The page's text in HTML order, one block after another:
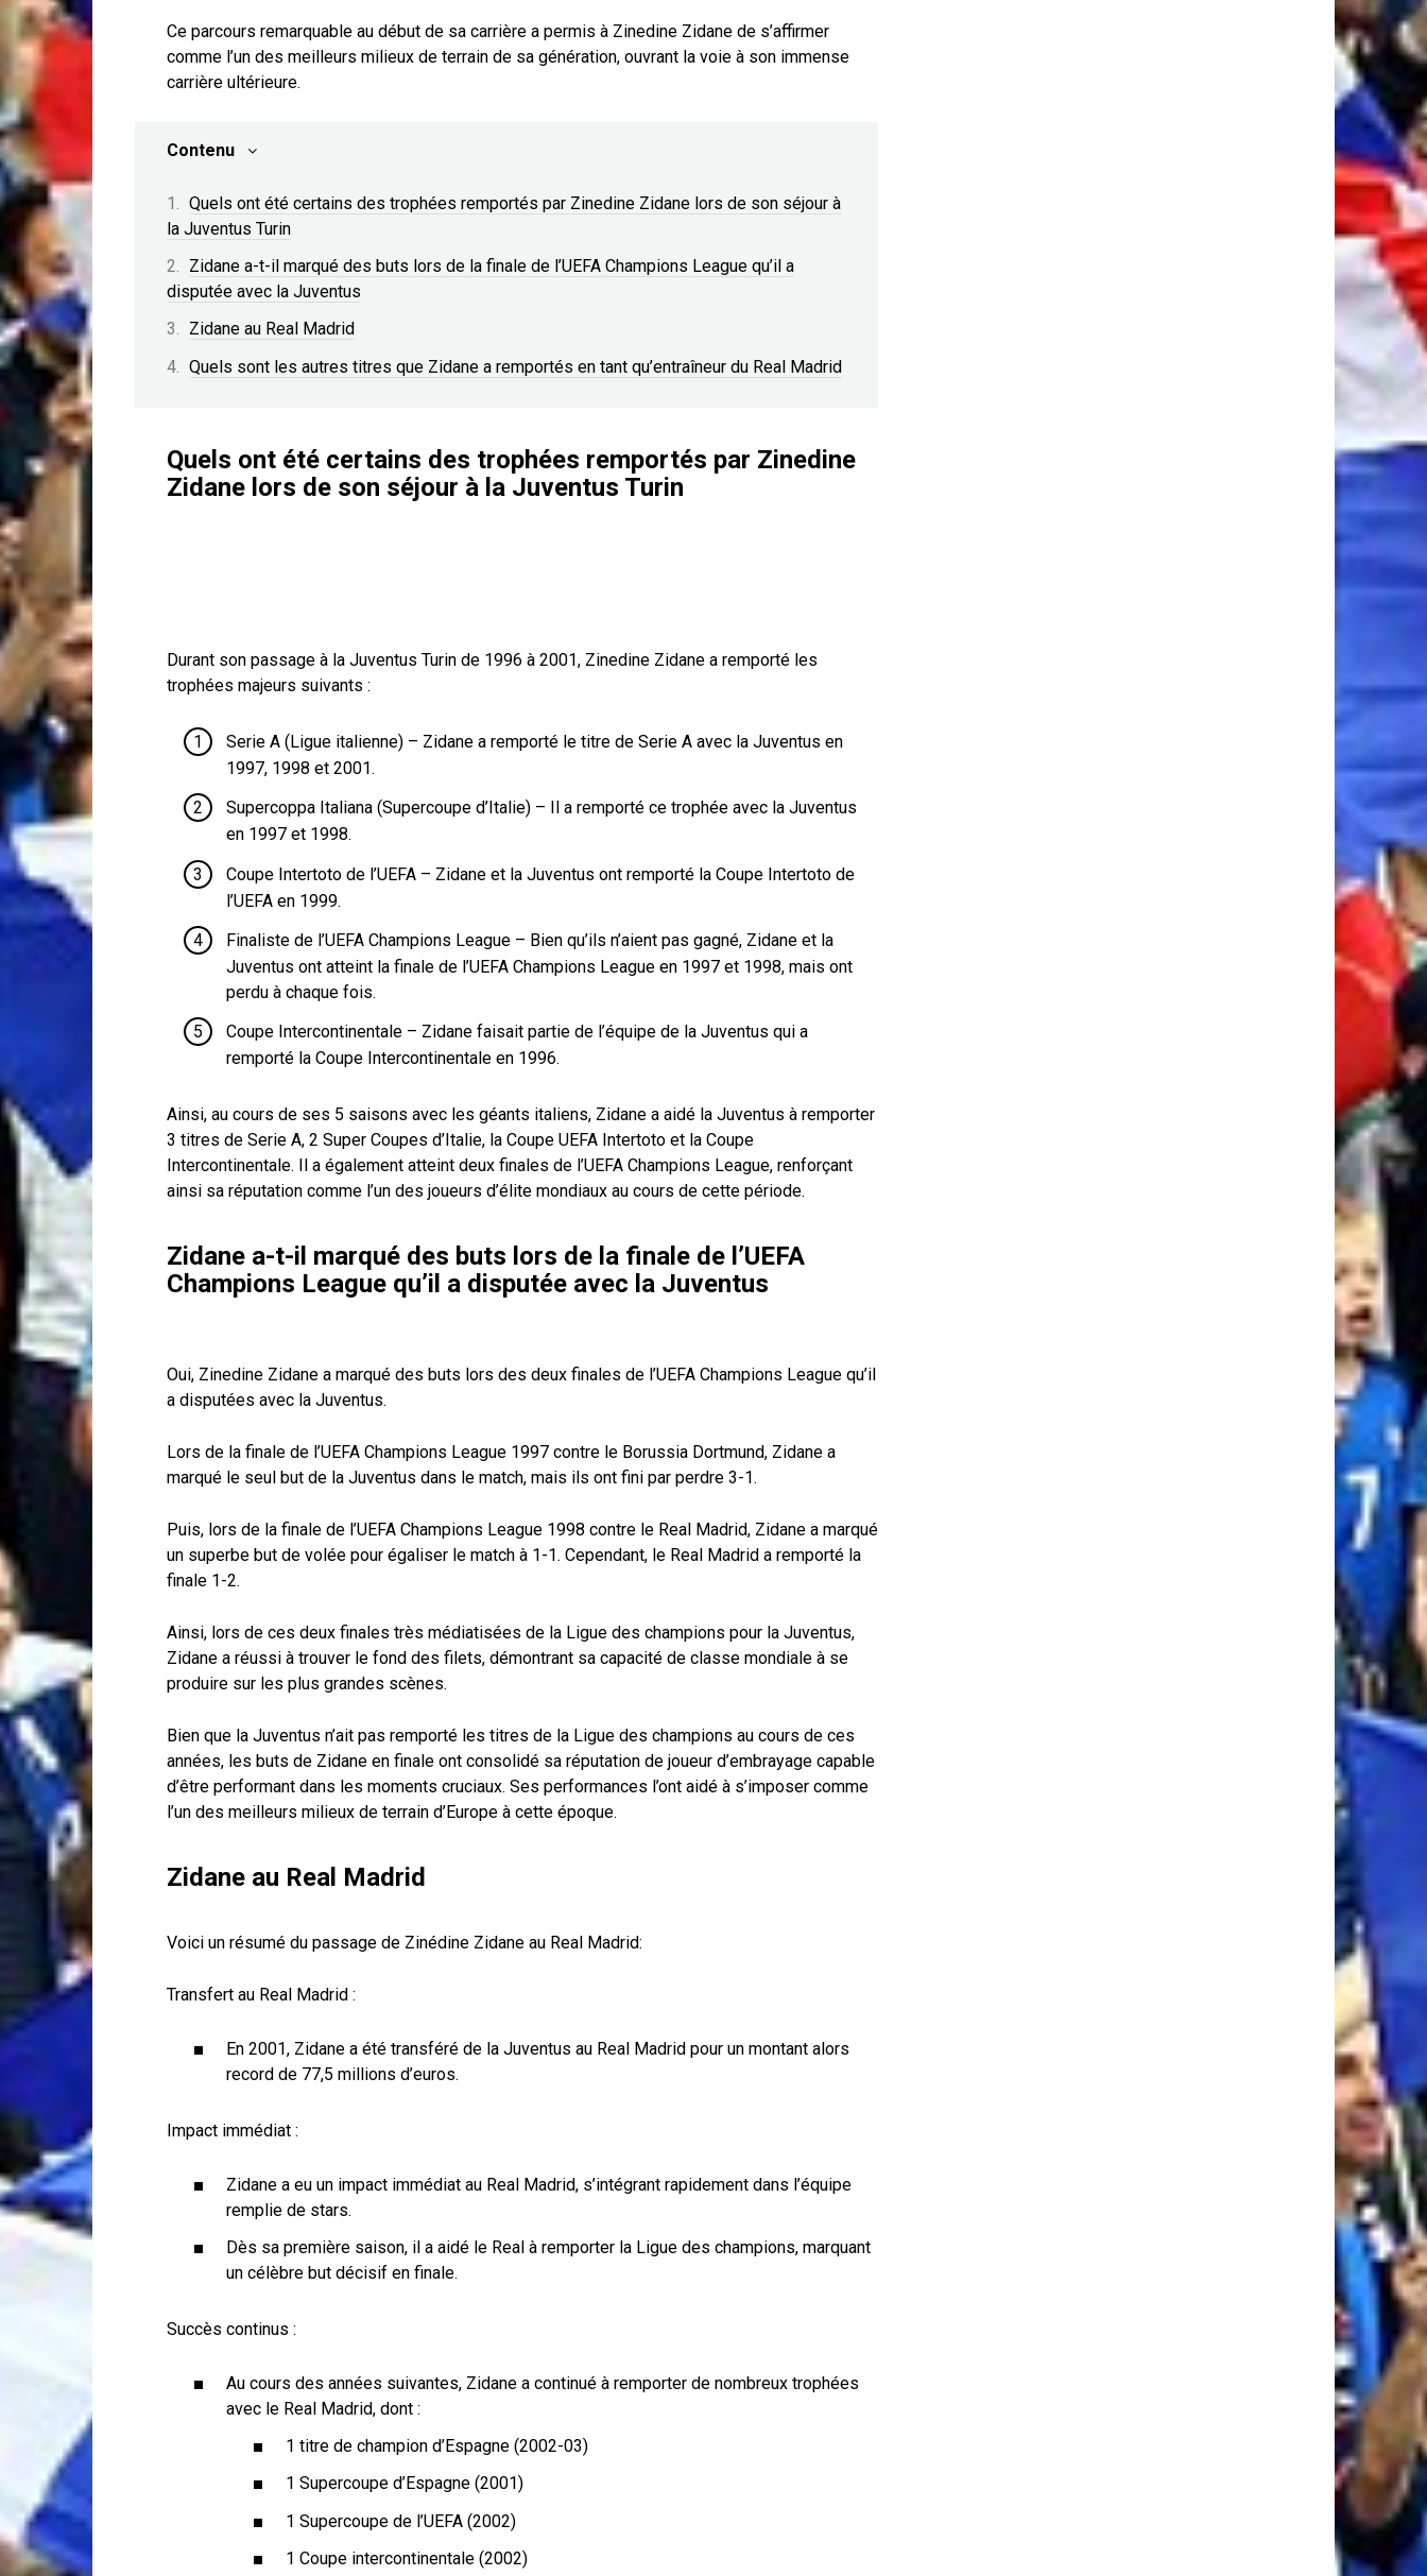
Ce parcours remarquable au début de sa carrière a permis à Zinedine Zidane de s’affirmer
comme l’un des meilleurs milieux de terrain de sa génération, ouvrant la voie à son immense
carrière ultérieure.
Contenu
Quels ont été certains des trophées remportés par Zinedine Zidane lors de son séjour à
la Juventus Turin
Zidane a-t-il marqué des buts lors de la finale de l’UEFA Champions League qu’il a
disputée avec la Juventus
Zidane au Real Madrid
Quels sont les autres titres que Zidane a remportés en tant qu’entraîneur du Real Madrid
Quels ont été certains des trophées remportés par Zinedine
Zidane lors de son séjour à la Juventus Turin
Durant son passage à la Juventus Turin de 1996 à 2001, Zinedine Zidane a remporté les
trophées majeurs suivants :
Serie A (Ligue italienne) – Zidane a remporté le titre de Serie A avec la Juventus en
1997, 1998 et 2001.
Supercoppa Italiana (Supercoupe d’Italie) – Il a remporté ce trophée avec la Juventus
en 1997 et 1998.
Coupe Intertoto de l’UEFA – Zidane et la Juventus ont remporté la Coupe Intertoto de
l’UEFA en 1999.
Finaliste de l’UEFA Champions League – Bien qu’ils n’aient pas gagné, Zidane et la
Juventus ont atteint la finale de l’UEFA Champions League en 1997 et 1998, mais ont
perdu à chaque fois.
Coupe Intercontinentale – Zidane faisait partie de l’équipe de la Juventus qui a
remporté la Coupe Intercontinentale en 1996.
Ainsi, au cours de ses 5 saisons avec les géants italiens, Zidane a aidé la Juventus à remporter
3 titres de Serie A, 2 Super Coupes d’Italie, la Coupe UEFA Intertoto et la Coupe
Intercontinentale. Il a également atteint deux finales de l’UEFA Champions League, renforçant
ainsi sa réputation comme l’un des joueurs d’élite mondiaux au cours de cette période.
Zidane a-t-il marqué des buts lors de la finale de l’UEFA
Champions League qu’il a disputée avec la Juventus
Oui, Zinedine Zidane a marqué des buts lors des deux finales de l’UEFA Champions League qu’il
a disputées avec la Juventus.
Lors de la finale de l’UEFA Champions League 1997 contre le Borussia Dortmund, Zidane a
marqué le seul but de la Juventus dans le match, mais ils ont fini par perdre 3-1.
Puis, lors de la finale de l’UEFA Champions League 1998 contre le Real Madrid, Zidane a marqué
un superbe but de volée pour égaliser le match à 1-1. Cependant, le Real Madrid a remporté la
finale 1-2.
Ainsi, lors de ces deux finales très médiatisées de la Ligue des champions pour la Juventus,
Zidane a réussi à trouver le fond des filets, démontrant sa capacité de classe mondiale à se
produire sur les plus grandes scènes.
Bien que la Juventus n’ait pas remporté les titres de la Ligue des champions au cours de ces
années, les buts de Zidane en finale ont consolidé sa réputation de joueur d’embrayage capable
d’être performant dans les moments cruciaux. Ses performances l’ont aidé à s’imposer comme
l’un des meilleurs milieux de terrain d’Europe à cette époque.
Zidane au Real Madrid
Voici un résumé du passage de Zinédine Zidane au Real Madrid:
Transfert au Real Madrid :
En 2001, Zidane a été transféré de la Juventus au Real Madrid pour un montant alors
record de 77,5 millions d’euros.
Impact immédiat :
Zidane a eu un impact immédiat au Real Madrid, s’intégrant rapidement dans l’équipe
remplie de stars.
Dès sa première saison, il a aidé le Real à remporter la Ligue des champions, marquant
un célèbre but décisif en finale.
Succès continus :
Au cours des années suivantes, Zidane a continué à remporter de nombreux trophées
avec le Real Madrid, dont :
1 titre de champion d’Espagne (2002-03)
1 Supercoupe d’Espagne (2001)
1 Supercoupe de l’UEFA (2002)
1 Coupe intercontinentale (2002)